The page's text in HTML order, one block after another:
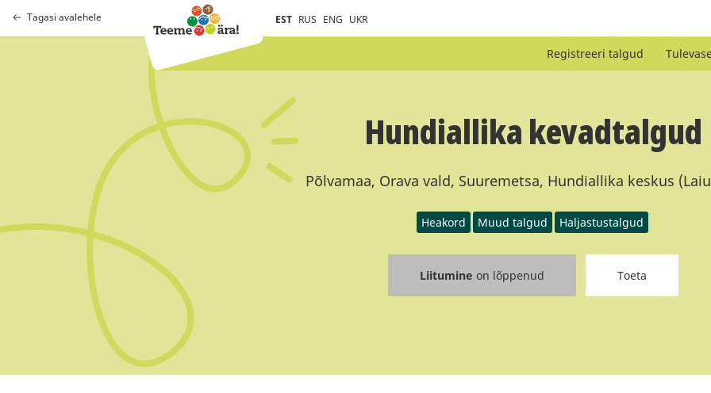
Tagasi avalehele EST RUS ENG UKR
Registreeri talgud
Hundiallika kevadtalgud
Põlvamaa, Orava vald, Suuremetsa, Hundiallika keskus
Heakord Muud talgud Haljastustalgud
Liitumine on lõppenud Toeta